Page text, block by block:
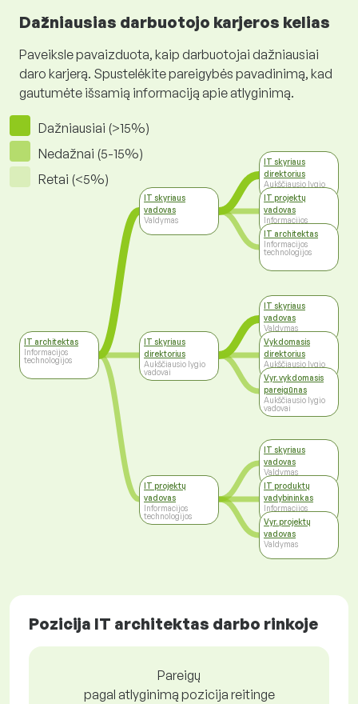
Dažniausias darbuotojo karjeros kelias
Paveiksle pavaizduota, kaip darbuotojai dažniausiai
daro karjerą. Spustelėkite pareigybės pavadinimą, kad
gautumėte išsamią informaciją apie atlyginimą.
Dažniausiai (>15%)
Nedažnai (5-15%)
Retai (<5%)
IT architektas
Informacijos
technologijos
IT skyriaus
vadovas
Valdymas
IT skyriaus
direktorius
Aukščiausio lygio
vadovai
IT projektų
vadovas
Informacijos
technologijos
IT skyriaus
direktorius
Aukščiausio lygio
vadovai
IT projektų
vadovas
Informacijos
technologijos
IT architektas
Informacijos
technologijos
IT skyriaus
vadovas
Valdymas
Vykdomasis
direktorius
Aukščiausio lygio
vadovai
Vyr. vykdomasis
pareigūnas
Aukščiausio lygio
vadovai
IT skyriaus
vadovas
Valdymas
IT produktų
vadybininkas
Informacijos
technologijos
Vyr. projektų
vadovas
Valdymas
Pozicija IT architektas darbo rinkoje
Pareigų
pagal atlyginimą pozicija reitinge